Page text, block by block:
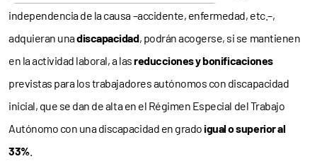
independencia de la causa –accidente, enfermedad, etc.–,
adquieran unadiscapacidad, podrán acogerse, si se mantienen
en la actividad laboral, a lasreducciones y bonificaciones
previstas para los trabajadores autónomos con discapacidad
inicial, que se dan de alta en el Régimen Especial del Trabajo
Autónomo con una discapacidad en gradoigual o superior al
33%.